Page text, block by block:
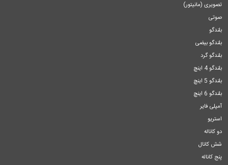
تصویری (مانیتور)
صوتی
بلندگو
بلندگو بیضی
بلندگو گرد
بلندگو 4 اینچ
بلندگو 5 اینچ
بلندگو 6 اینچ
آمپلی فایر
استریو
دو کاناله
شش کانال
پنج کاناله